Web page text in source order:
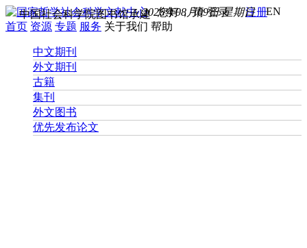
您好， 请登录 注册EN
2026年08月09日 星期日
中国社会科学院图书馆承建
首页 资源 专题 服务 关于我们 帮助
中文期刊
外文期刊
古籍
集刊
外文图书
优先发布论文